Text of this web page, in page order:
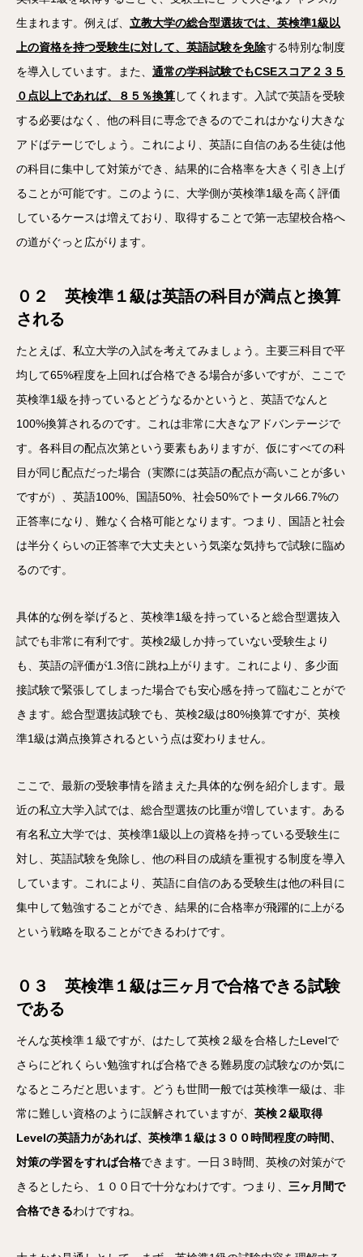
生まれます。例えば、 立教大学の総合型選抜では、英検準1級以
上の資格を持つ受験生に対して、英語試験を免除する特別な制度
を導入しています。また、 通常の学科試験でもCSEスコア２３５
０点以上であれば、８５％換算してくれます。入試で英語を受験
する必要はなく、他の科目に専念できるのでこれはかなり大きな
アドばテーじでしょう。これにより、英語に自信のある生徒は他
の科目に集中して対策ができ、結果的に合格率を大きく引き上げ
ることが可能です。このように、大学側が英検準1級を高く評価
しているケースは増えており、取得することで第一志望校合格へ
の道がぐっと広がります。
０２ 英検準１級は英語の科目が満点と換算
される
たとえば、私立大学の入試を考えてみましょう。主要三科目で平
均して65%程度を上回れば合格できる場合が多いですが、ここで
英検準1級を持っているとどうなるかというと、英語でなんと
100%換算されるのです。これは非常に大きなアドバンテージで
す。各科目の配点次第という要素もありますが、仮にすべての科
目が同じ配点だった場合（実際には英語の配点が高いことが多い
ですが）、英語100%、国語50%、社会50%でトータル66.7%の
正答率になり、難なく合格可能となります。つまり、国語と社会
は半分くらいの正答率で大丈夫という気楽な気持ちで試験に臨め
るのです。
具体的な例を挙げると、英検準1級を持っていると総合型選抜入
試でも非常に有利です。英検2級しか持っていない受験生より
も、英語の評価が1.3倍に跳ね上がります。これにより、多少面
接試験で緊張してしまった場合でも安心感を持って臨むことがで
きます。総合型選抜試験でも、英検2級は80%換算ですが、英検
準1級は満点換算されるという点は変わりません。
ここで、最新の受験事情を踏まえた具体的な例を紹介します。最
近の私立大学入試では、総合型選抜の比重が増しています。ある
有名私立大学では、英検準1級以上の資格を持っている受験生に
対し、英語試験を免除し、他の科目の成績を重視する制度を導入
しています。これにより、英語に自信のある受験生は他の科目に
集中して勉強することができ、結果的に合格率が飛躍的に上がる
という戦略を取ることができるわけです。
０３ 英検準１級は三ヶ月で合格できる試験
である
そんな英検準１級ですが、はたして英検２級を合格したLevelで
さらにどれくらい勉強すれば合格できる難易度の試験なのか気に
なるところだと思います。どうも世間一般では英検準一級は、非
常に難しい資格のように誤解されていますが、 英検２級取得
Levelの英語力があれば、英検準１級は３００時間程度の時間、
対策の学習をすれば合格できます。一日３時間、英検の対策がで
きるとしたら、１００日で十分なわけです。つまり、 三ヶ月間で
合格できるわけですね。